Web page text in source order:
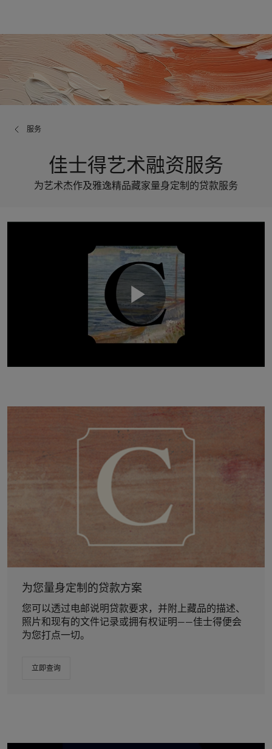
服务
佳士得艺术融资服务
为艺术杰作及雅逸精品藏家量身定制的贷款服务
Play
为您量身定制的贷款方案
您可以透过电邮说明贷款要求，并附上藏品的描述、
照片和现有的文件记录或拥有权证明——佳士得便会
为您打点一切。
立即查询